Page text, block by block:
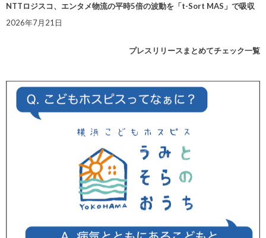
NTTロジスコ、エンタメ物流の平時5倍の波動を「t-Sort MAS」で吸収
2026年7月21日
プレスリリースまとめてチェック一覧